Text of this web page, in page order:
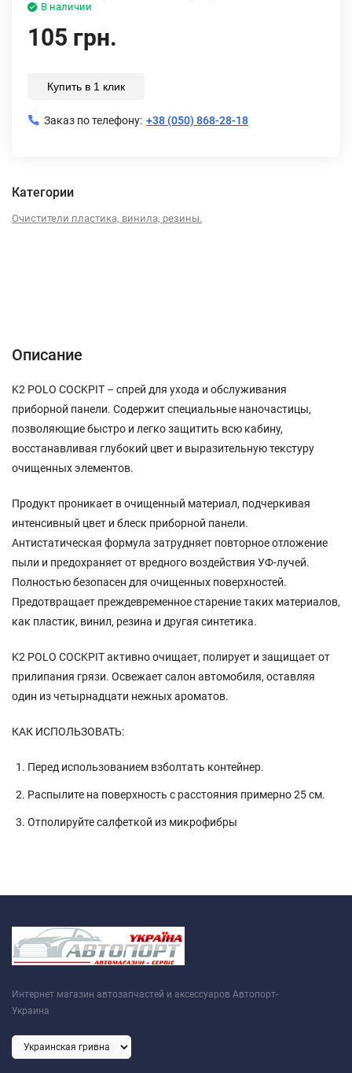
В наличии
105 грн.
Купить в 1 клик
Заказ по телефону: +38 (050) 868-28-18
Категории
Очистители пластика, винила, резины.
Описание
K2 POLO COCKPIT – спрей для ухода и обслуживания
приборной панели. Содержит специальные наночастицы,
позволяющие быстро и легко защитить всю кабину,
восстанавливая глубокий цвет и выразительную текстуру
очищенных элементов.
Продукт проникает в очищенный материал, подчеркивая
интенсивный цвет и блеск приборной панели.
Антистатическая формула затрудняет повторное отложение
пыли и предохраняет от вредного воздействия УФ-лучей.
Полностью безопасен для очищенных поверхностей.
Предотвращает преждевременное старение таких материалов,
как пластик, винил, резина и другая синтетика.
K2 POLO COCKPIT активно очищает, полирует и защищает от
прилипания грязи. Освежает салон автомобиля, оставляя
один из четырнадцати нежных ароматов.
КАК ИСПОЛЬЗОВАТЬ:
Перед использованием взболтать контейнер.
Распылите на поверхность с расстояния примерно 25 см.
Отполируйте салфеткой из микрофибры
Интернет магазин автозапчастей и аксессуаров Автопорт-
Украина